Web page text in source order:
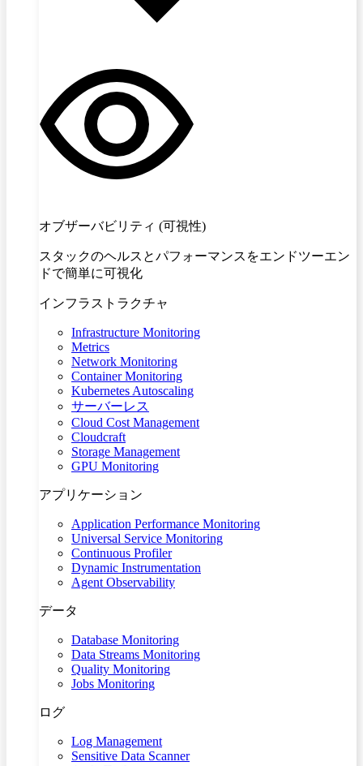
オブザーバビリティ (可視性)
スタックのヘルスとパフォーマンスをエンドツーエン
ドで簡単に可視化
インフラストラクチャ
Infrastructure Monitoring
Metrics
Network Monitoring
Container Monitoring
Kubernetes Autoscaling
サーバーレス
Cloud Cost Management
Cloudcraft
Storage Management
GPU Monitoring
アプリケーション
Application Performance Monitoring
Universal Service Monitoring
Continuous Profiler
Dynamic Instrumentation
Agent Observability
データ
Database Monitoring
Data Streams Monitoring
Quality Monitoring
Jobs Monitoring
ログ
Log Management
Sensitive Data Scanner